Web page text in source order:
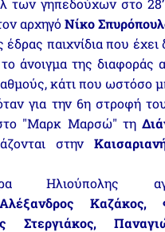
των γηπεδούχων στο 28’
αρχηγόΝίκο
παιχνίδια που
άνοιγμα της διαφοράς
κάτι που ωστόσο
για την 6η στροφή
στο "Μαρκ Μαρσώ" τη
στην
Ηλιούπολης
Καζάκος,
Στεργιάκος,